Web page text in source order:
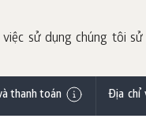
sử dụng chúng tôi
thanh toán Địa chỉ